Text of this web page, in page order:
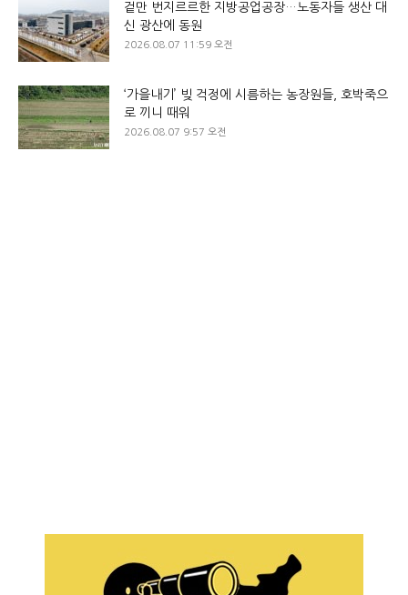
겉만 번지르르한 지방공업공장…노동자들 생산 대
신 광산에 동원
2026.08.07 11:59 오전
‘가을내기’ 빚 걱정에 시름하는 농장원들, 호박죽으
로 끼니 때워
2026.08.07 9:57 오전